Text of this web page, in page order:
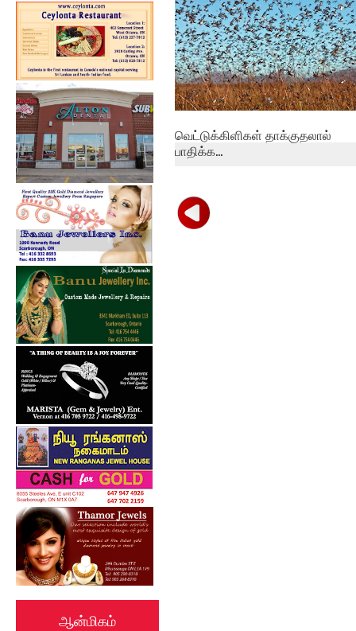
ஆன்மிகம்
வெட்டுக்கிளிகள் தாக்குதலால்
பாதிக்க...